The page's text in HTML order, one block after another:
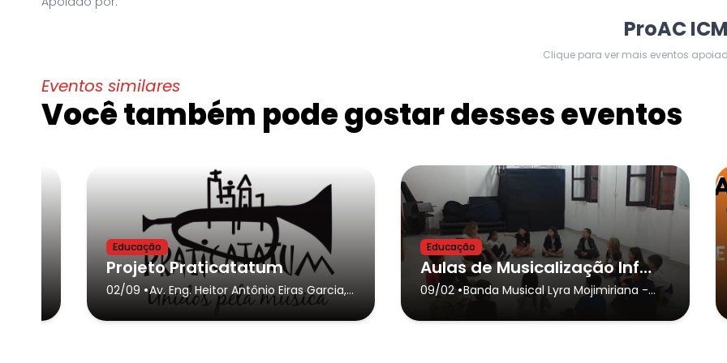
ProAC
Clique para ver mais eventos
Eventos similares
Você também pode gostar desses eventos
Educação
Projeto Praticatatum
02/09 •Av. Eng. Heitor Antônio Eiras Garcia,
5985- São Paulo
Educação
Aulas de Musicalização Infantil
09/02 •Banda Musical Lyra Mojimiriana -